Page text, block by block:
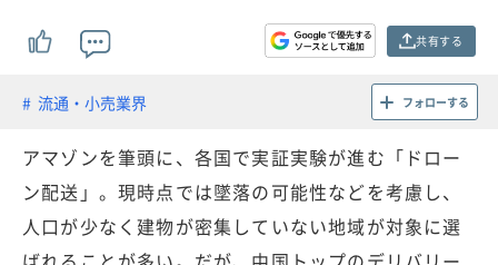
共有する
流通・小売業界 フォローする
アマゾンを筆頭に、各国で実証実験が進む「ドロー
ン配送」。現時点では墜落の可能性などを考慮し、
人口が少なく建物が密集していない地域が対象に選